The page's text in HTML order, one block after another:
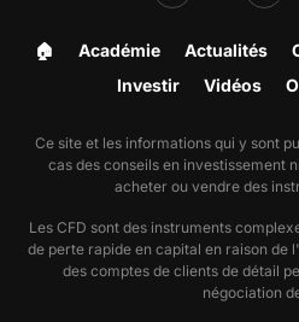
🏠︎ Académie Actualités
Investir Vidéos
Ce site et les informations qui y sont
cas des conseils en investissement
acheter ou vendre des
Les CFD sont des instruments
de perte rapide en capital en raison de
des comptes de clients de détail
négociation